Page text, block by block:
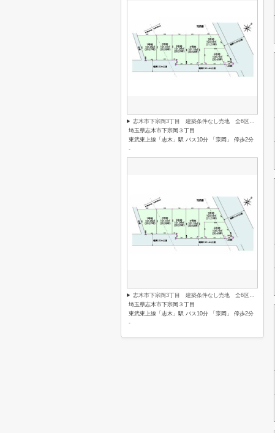
志木市下宗岡3丁目 建築条件なし売地 全6区画 （志木本店）
埼玉県志木市下宗岡３丁目
東武東上線「志木」駅 バス10分 「宗岡」 停歩2分
-
志木市下宗岡3丁目 建築条件なし売地 全6区画 （志木本店）
埼玉県志木市下宗岡３丁目
東武東上線「志木」駅 バス10分 「宗岡」 停歩2分
-